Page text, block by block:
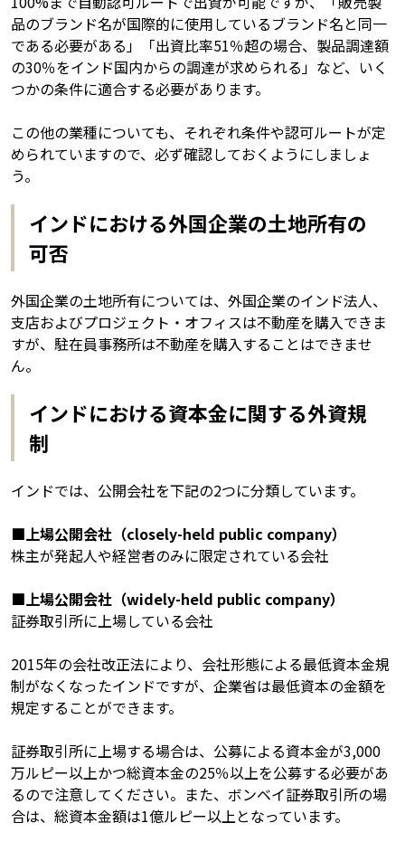
品のブランド名が国際的に使用しているブランド名と同一
である必要がある」「出資比率51％超の場合、製品調達額
の30％をインド国内からの調達が求められる」など、いく
つかの条件に適合する必要があります。
この他の業種についても、それぞれ条件や認可ルートが定
められていますので、必ず確認しておくようにしましょ
う。
インドにおける外国企業の土地所有の
可否
外国企業の土地所有については、外国企業のインド法人、
支店およびプロジェクト・オフィスは不動産を購入できま
すが、駐在員事務所は不動産を購入することはできませ
ん。
インドにおける資本金に関する外資規
制
インドでは、公開会社を下記の2つに分類しています。
■上場公開会社（closely-held public company）
株主が発起人や経営者のみに限定されている会社
■上場公開会社（widely-held public company）
証券取引所に上場している会社
2015年の会社改正法により、会社形態による最低資本金規
制がなくなったインドですが、企業省は最低資本の金額を
規定することができます。
証券取引所に上場する場合は、公募による資本金が3,000
万ルピー以上かつ総資本金の25％以上を公募する必要があ
るので注意してください。また、ボンベイ証券取引所の場
合は、総資本金額は1億ルピー以上となっています。